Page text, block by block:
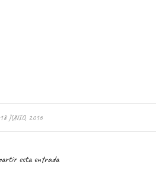
18 JUNIO, 2016
esta entrada